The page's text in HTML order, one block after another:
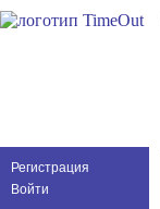
Регистрация
Войти